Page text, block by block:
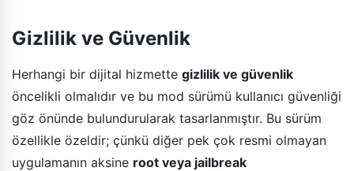
Gizlilik ve Güvenlik
Herhangi bir dijital hizmette gizlilik ve güvenlik
öncelikli olmalıdır ve bu mod sürümü kullanıcı güvenliği
göz önünde bulundurularak tasarlanmıştır. Bu sürüm
özellikle özeldir; çünkü diğer pek çok resmi olmayan
uygulamanın aksine root veya jailbreak